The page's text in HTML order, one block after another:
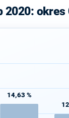
2020: okres
14,63 %